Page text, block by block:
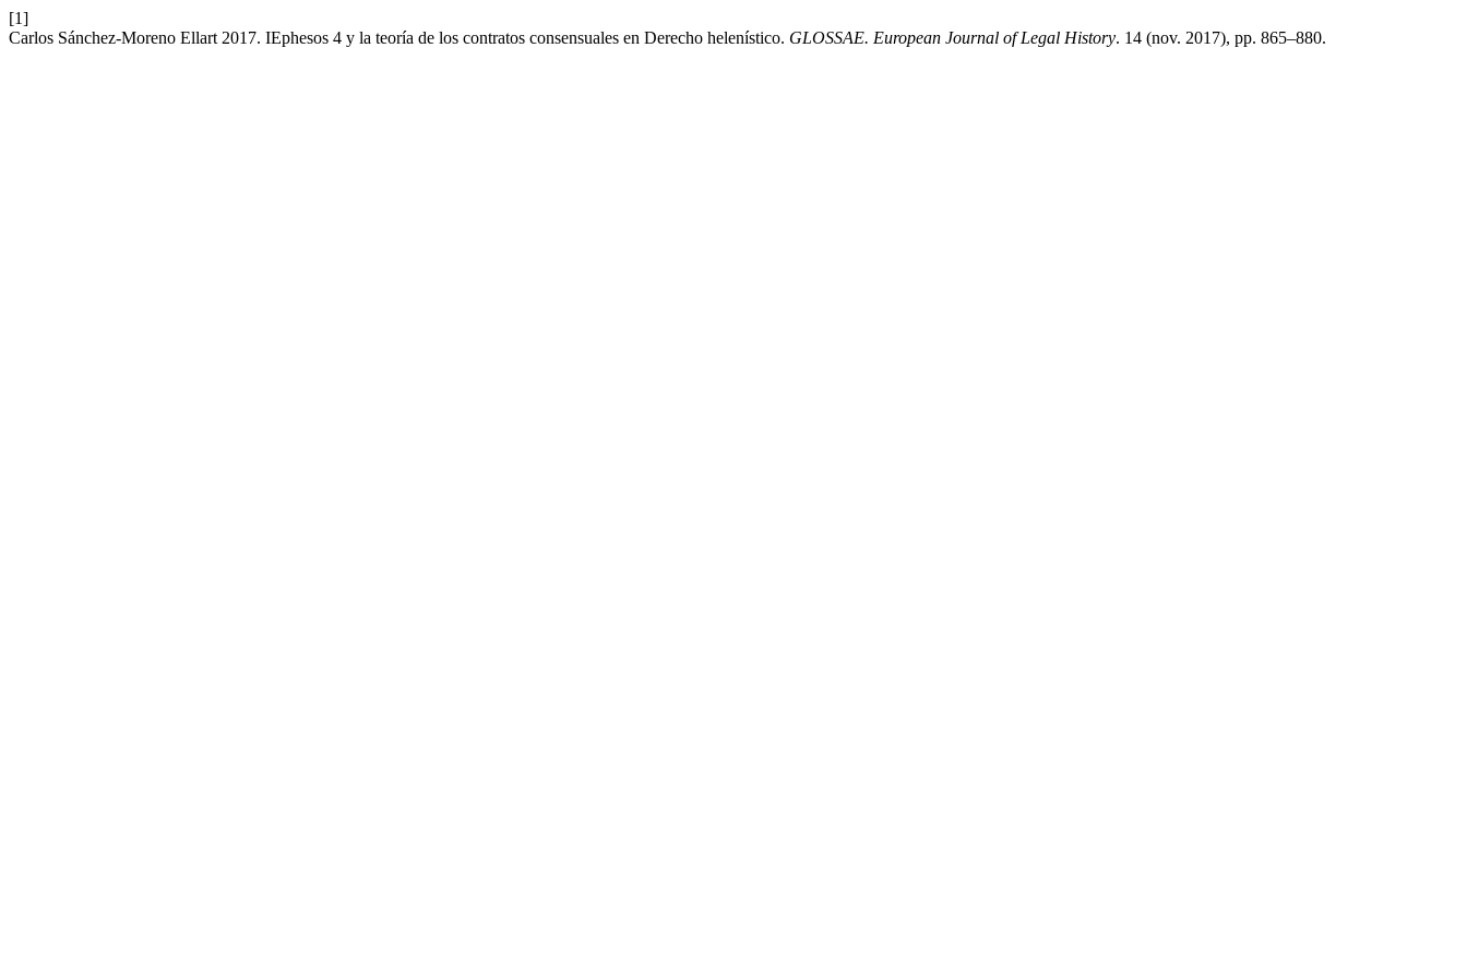
[1]
Carlos Sánchez-Moreno Ellart 2017. IEphesos 4 y la teoría de los contratos consensuales en Derecho helenístico. GLOSSAE. European Journal of Legal History. 14 (nov. 2017), pp. 865–880.